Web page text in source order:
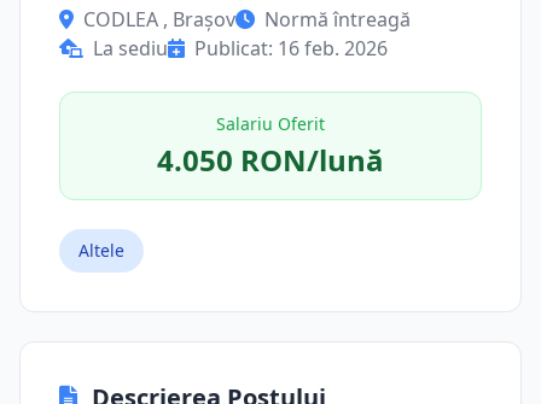
CODLEA , Brașov
Normă întreagă
La sediu
Publicat: 16 feb. 2026
Salariu Oferit
4.050 RON/lună
Altele
Descrierea Postului